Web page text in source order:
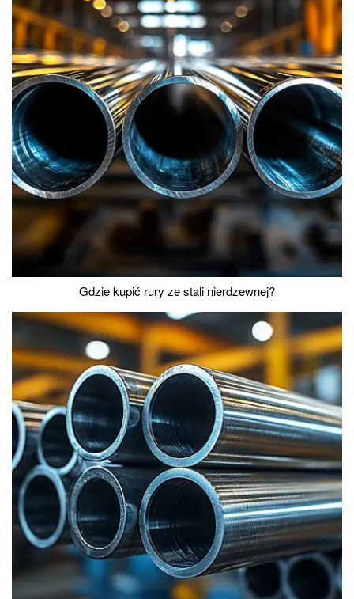
Gdzie kupić rury ze stali nierdzewnej?